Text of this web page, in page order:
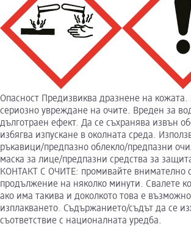
Опасност Предизвиква дразнене на кожата.
сериозно увреждане на очите. Вреден за
дълготраен ефект. Да се съхранява извън
избягва изпускане в околната среда.
ръкавици/предпазно облекло/предпазни
маска за лице/предпазни средства за
КОНТАКТ С ОЧИТЕ: промивайте внимателно
продължение на няколко минути. Свалете
ако има такива и доколкото това е
изплакването. Съдържанието/съдът да се
съответствие с националната уредба.